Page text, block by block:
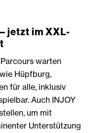
jetzt im XXL-
warten
Hüpfburg,
für alle, inklusiv
Auch INJOY
um mit
Unterstützung